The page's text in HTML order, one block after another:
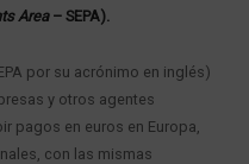
Area– SEPA).
por su acrónimo en inglés)
y otros agentes
pagos en euros en Europa,
con las mismas